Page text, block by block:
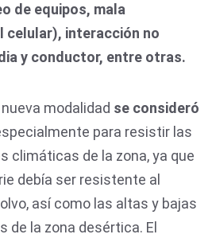
de equipos, mala
celular), interacción no
y conductor, entre otras.
modalidad se consideró
para resistir las
climáticas de la zona, ya que
debía ser resistente al
así como las altas y bajas
de la zona desértica. El